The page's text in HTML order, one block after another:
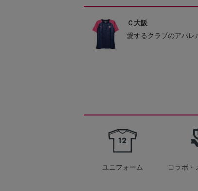
Ｃ大阪
愛するクラブのアパレ
ユニフォーム
コラボ・